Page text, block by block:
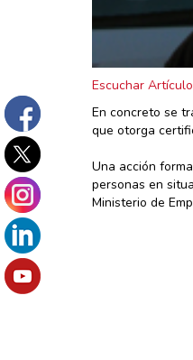
Escuchar Artículo
En concreto se
que otorga
Una acción
personas en
Ministerio de